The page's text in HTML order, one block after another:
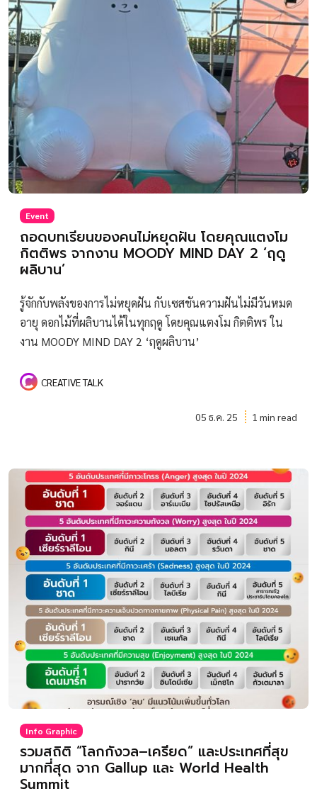
Event
ถอดบทเรียนของคนไม่หยุดฝัน โดยคุณแตงโม
กิตติพร จากงาน MOODY MIND DAY 2 ‘ฤดู
ผลิบาน’
รู้จักกับพลังของการไม่หยุดฝัน กับเซสชันความฝันไม่มีวันหมด
อายุ ดอกไม้ที่ผลิบานได้ในทุกฤดู โดยคุณแตงโม กิตติพร ใน
งาน MOODY MIND DAY 2 ‘ฤดูผลิบาน’
CREATIVE TALK
05 ธ.ค. 25 1 min read
Info Graphic
รวมสถิติ “โลกกังวล–เครียด” และประเทศที่สุข
มากที่สุด จาก Gallup และ World Health
Summit